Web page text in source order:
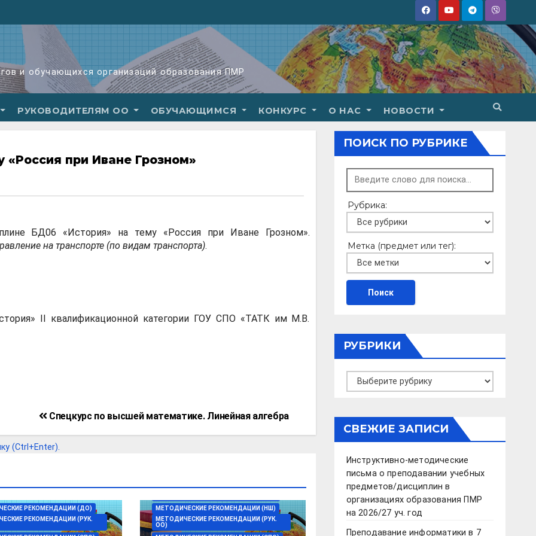
и обучающихся организаций образования ПМР
РУКОВОДИТЕЛЯМ ОО ОБУЧАЮЩИМСЯ КОНКУРС О НАС НОВОСТИ
при Иване Грозном»
БД06 «История» на тему «Россия при Иване Грозном».
на транспорте (по видам транспорта).
II квалификационной категории ГОУ СПО «ТАТК им М.В.
Спецкурс по высшей математике. Линейная алгебра
(Ctrl+Enter).
РЕКОМЕНДАЦИИ (ДО)
РЕКОМЕНДАЦИИ (РУК.
МЕТОДИЧЕСКИЕ РЕКОМЕНДАЦИИ (НШ)
МЕТОДИЧЕСКИЕ РЕКОМЕНДАЦИИ (РУК.
ОО)
ПОИСК ПО РУБРИКЕ
Рубрика:
Метка (предмет или тег):
РУБРИКИ
Рубрики
СВЕЖИЕ ЗАПИСИ
Инструктивно-методические
письма о преподавании учебных
предметов/дисциплин в
организациях образования ПМР
на 2026/27 уч. год
Преподавание информатики в 7